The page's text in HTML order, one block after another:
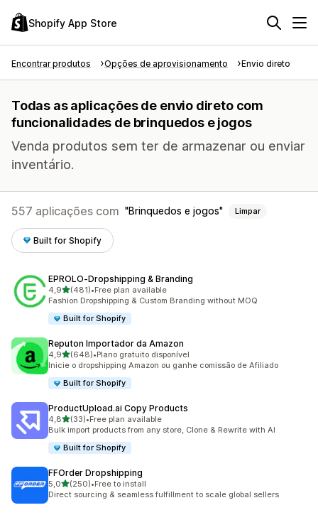
Shopify App Store
Encontrar produtos Opções de aprovisionamento Envio direto
Todas as aplicações de envio direto com
funcionalidades de brinquedos e jogos
Venda produtos sem ter de armazenar ou enviar
inventário.
557 aplicações com Brinquedos e jogos Limpar
Built for Shopify
EPROLO‑Dropshipping & Branding
4,9de 5 estrelas
(481)
481 total de avaliações
•Free plan available
Fashion Dropshipping & Custom Branding without MOQ
Built for Shopify
Reputon Importador da Amazon
4,9de 5 estrelas
(648)
648 total de avaliações
•Plano gratuito disponível
Inicie o dropshipping Amazon ou ganhe comissão de Afiliado
Built for Shopify
ProductUpload.ai Copy Products
4,8de 5 estrelas
(33)
33 total de avaliações
•Free plan available
Bulk import products from any store, Clone & Rewrite with AI
Built for Shopify
FFOrder Dropshipping
5,0de 5 estrelas
(250)
250 total de avaliações
•Free to install
Direct sourcing & seamless fulfillment to scale global sellers